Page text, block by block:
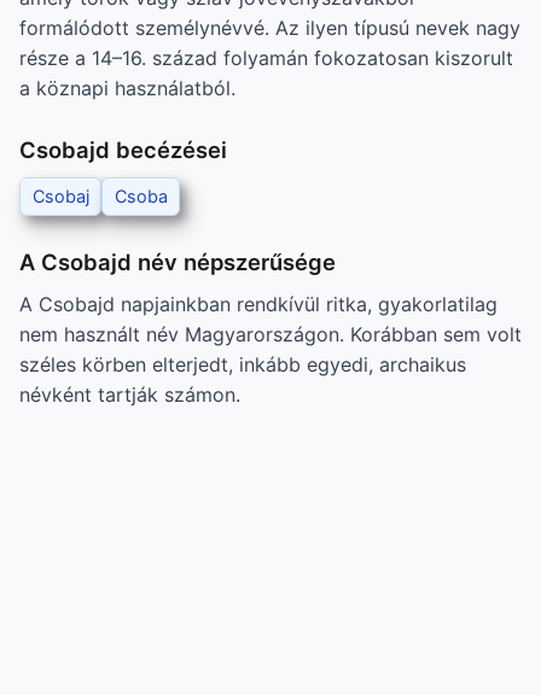
formálódott személynévvé. Az ilyen típusú nevek nagy
része a 14–16. század folyamán fokozatosan kiszorult
a köznapi használatból.
Csobajd becézései
Csobaj Csoba
A Csobajd név népszerűsége
A Csobajd napjainkban rendkívül ritka, gyakorlatilag
nem használt név Magyarországon. Korábban sem volt
széles körben elterjedt, inkább egyedi, archaikus
névként tartják számon.